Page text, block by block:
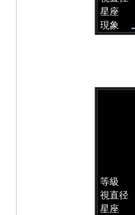
星座
現象
等級
視直径
星座